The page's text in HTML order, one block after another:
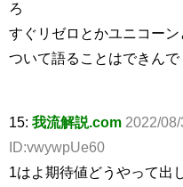
ろ
すぐリゼロとかユニコー
ついて語ることはできんで
15: 我流解説.com 2022/
ID:vwywpUe60
1はよ期待値どうやって出